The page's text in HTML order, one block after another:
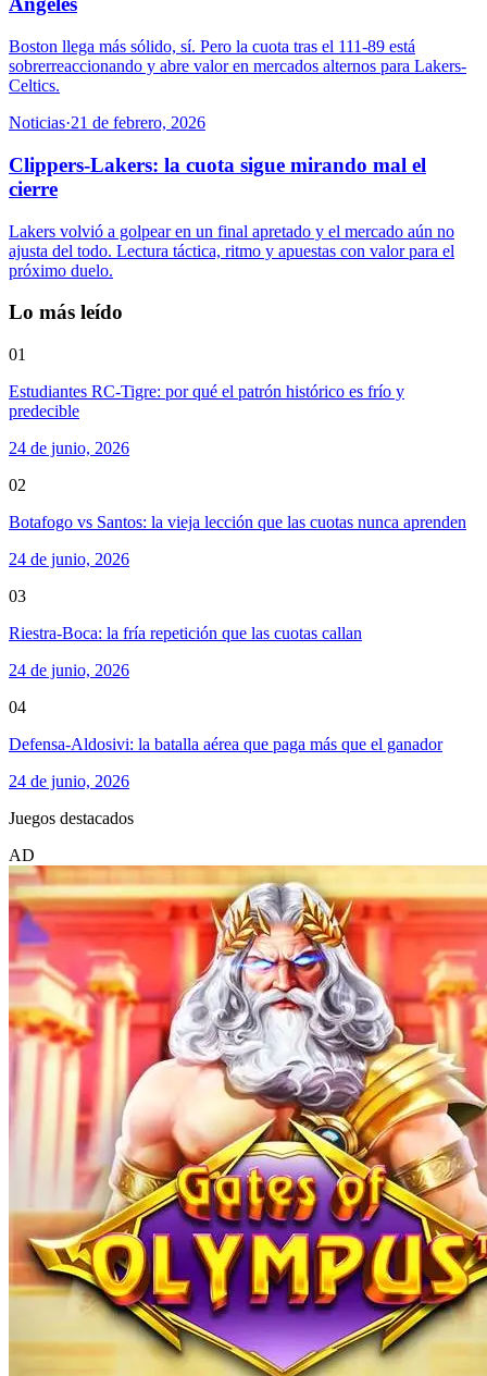
Boston llega más sólido, sí. Pero la cuota tras el 111-89 está
sobrerreaccionando y abre valor en mercados alternos para Lakers-
Celtics.
Noticias·21 de febrero, 2026
Clippers-Lakers: la cuota sigue mirando mal el
cierre
Lakers volvió a golpear en un final apretado y el mercado aún no
ajusta del todo. Lectura táctica, ritmo y apuestas con valor para el
próximo duelo.
Lo más leído
01
Estudiantes RC-Tigre: por qué el patrón histórico es frío y
predecible
24 de junio, 2026
02
Botafogo vs Santos: la vieja lección que las cuotas nunca aprenden
24 de junio, 2026
03
Riestra-Boca: la fría repetición que las cuotas callan
24 de junio, 2026
04
Defensa-Aldosivi: la batalla aérea que paga más que el ganador
24 de junio, 2026
Juegos destacados
AD